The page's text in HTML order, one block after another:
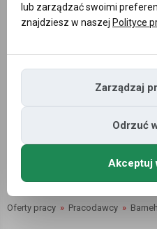
Rekrutacja osób do pracy na
przyszkolnych.
Oferty pracy » Pracodawcy »
lub zarządzać swoimi
znajdziesz w naszej Polityce
Zarządzaj
Odrzuć
Akceptuj